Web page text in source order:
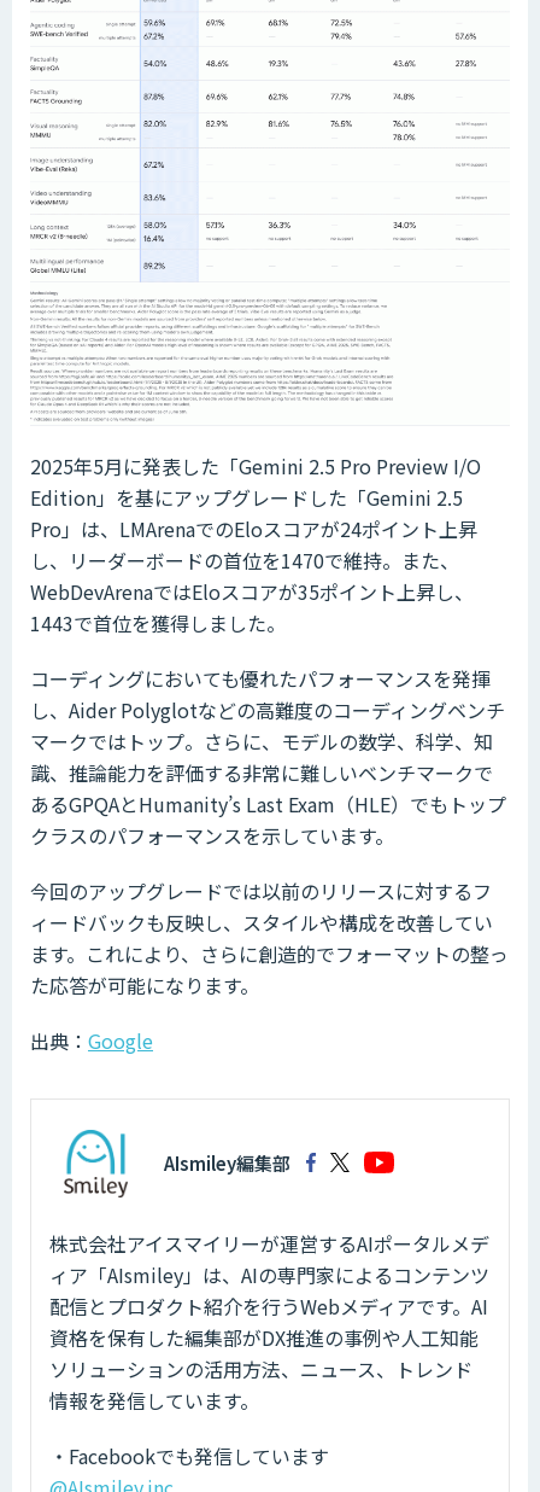
2025年5月に発表した「Gemini 2.5 Pro Preview I/O
Edition」を基にアップグレードした「Gemini 2.5
Pro」は、LMArenaでのEloスコアが24ポイント上昇
し、リーダーボードの首位を1470で維持。また、
WebDevArenaではEloスコアが35ポイント上昇し、
1443で首位を獲得しました。
コーディングにおいても優れたパフォーマンスを発揮
し、Aider Polyglotなどの高難度のコーディングベンチ
マークではトップ。さらに、モデルの数学、科学、知
識、推論能力を評価する非常に難しいベンチマークで
あるGPQAとHumanity’s Last Exam（HLE）でもトップ
クラスのパフォーマンスを示しています。
今回のアップグレードでは以前のリリースに対するフ
ィードバックも反映し、スタイルや構成を改善してい
ます。これにより、さらに創造的でフォーマットの整っ
た応答が可能になります。
出典： Google
AIsmiley編集部
株式会社アイスマイリーが運営するAIポータルメデ
ィア「AIsmiley」は、AIの専門家によるコンテンツ
配信とプロダクト紹介を行うWebメディアです。AI
資格を保有した編集部がDX推進の事例や人工知能
ソリューションの活用方法、ニュース、トレンド
情報を発信しています。
・Facebookでも発信しています